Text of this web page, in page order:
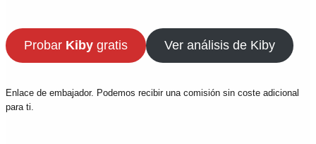
Probar Kibygratis Ver análisis de Kiby
Enlace de embajador. Podemos recibir una comisión sin coste adicional
para ti.